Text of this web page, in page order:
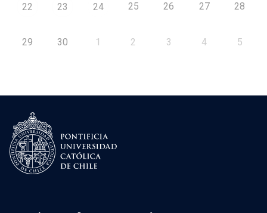
22 23 24 25 26 27 28
29 30 1 2 3 4 5